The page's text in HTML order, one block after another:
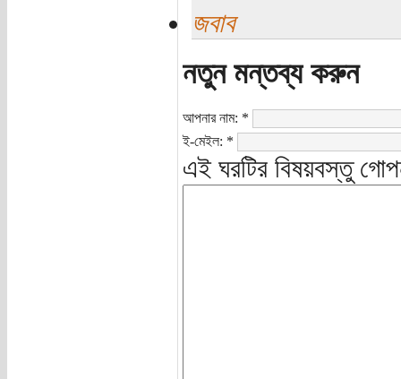
জবাব
নতুন মন্তব্য করুন
আপনার নাম: *
ই-মেইল: *
এই ঘরটির বিষয়বস্তু